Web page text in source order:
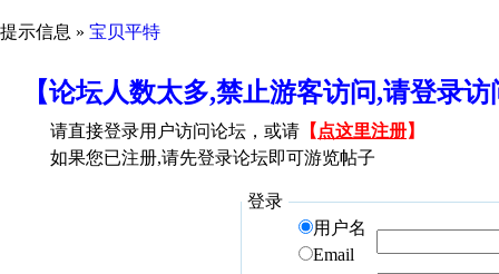
提示信息 » 宝贝平特
【论坛人数太多,禁止游客访问,请登录
请直接登录用户访问论坛，或请 【 点这里注册】
如果您已注册,请先登录论坛即可游览帖子
登录
用户名
Email